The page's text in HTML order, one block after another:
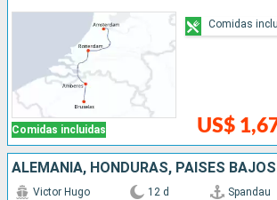
Comidas incluidas US$
Comidas
ALEMANIA, HONDURAS, PAISES BAJOS
Victor Hugo 12 d Spandau